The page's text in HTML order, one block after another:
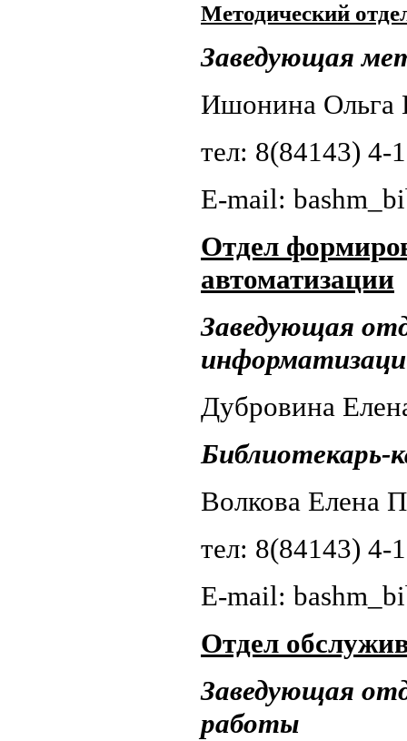
Методический
Заведующая
Ишонина
тел: 8(84143) 4-
E-mail:
Отдел
автоматизации
Заведующая
Дубровина
Волкова Елена
тел: 8(84143) 4-
E-mail:
Отдел
Заведующая
работы